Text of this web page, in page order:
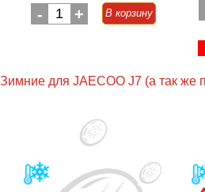
- 1 + В корзину
Зимние для JAECOO J7 (а так же